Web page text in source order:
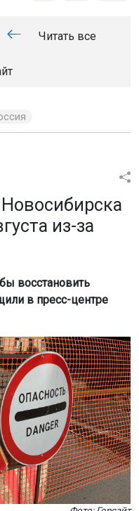
Читать все
из-за
восстановить
в пресс-центре